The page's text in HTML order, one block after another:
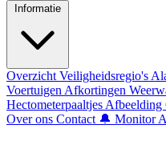
Informatie
Overzicht Veiligheidsregio's
Voertuigen Afkortingen
Hectometerpaaltjes Afbeelding
Over ons Contact 🔔 Monitor